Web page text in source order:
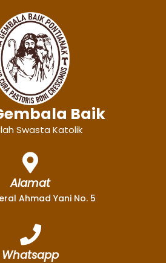
Baik
Swasta Katolik
Alamat
Ahmad Yani No. 5
Whatsapp